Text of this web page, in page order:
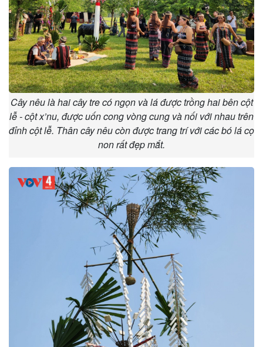
Cây nêu là hai cây tre có ngọn và lá được trồng hai bên cột
lễ - cột x’nu, được uốn cong vòng cung và nối với nhau trên
đỉnh cột lễ. Thân cây nêu còn được trang trí với các bó lá cọ
non rất đẹp mắt.